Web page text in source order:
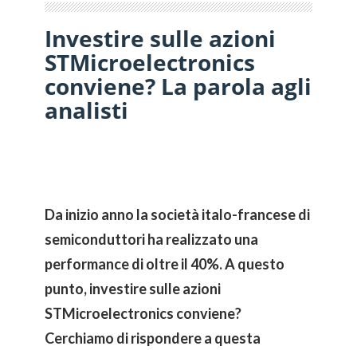
Investire sulle azioni
STMicroelectronics
conviene? La parola agli
analisti
Da inizio anno la società italo-francese di
semiconduttori ha realizzato una
performance di oltre il 40%. A questo
punto, investire sulle azioni
STMicroelectronics conviene?
Cerchiamo di rispondere a questa